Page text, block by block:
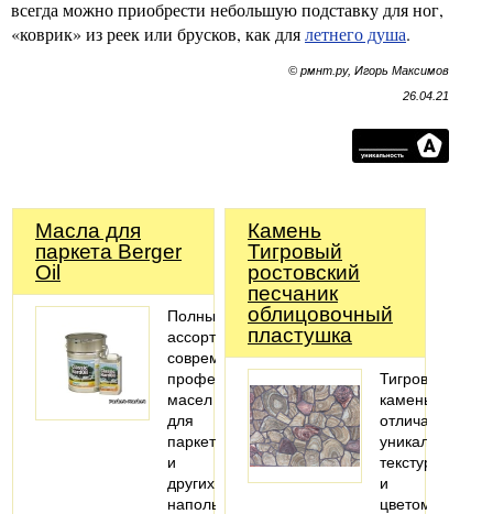
всегда можно приобрести небольшую подставку для ног,
«коврик» из реек или брусков, как длялетнего душа.
© рмнт.ру, Игорь Максимов
26.04.21
Масла для
паркета Berger
Oil
Полный
ассортимент
современных
профессиональных
масел
для
паркета
и
других
напольных
Камень
Тигровый
ростовский
песчаник
облицовочный
пластушка
Тигровый
камень
отличается
уникальной
текстурой
и
цветом,